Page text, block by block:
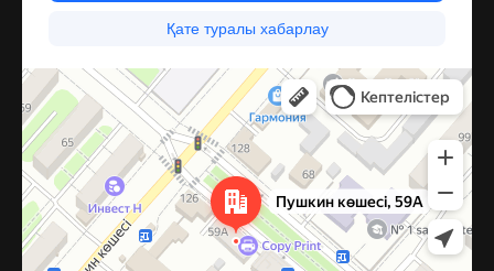
Костанай
Улица Пушкина, 59А — Яндекс Карты